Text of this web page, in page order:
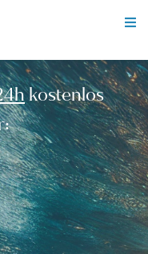
kostenlos